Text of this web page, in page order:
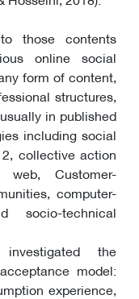
those contents
online social
form of content,
structures,
in published
including social
collective action
Customer-
computer-
socio-technical
the
model:
experience,